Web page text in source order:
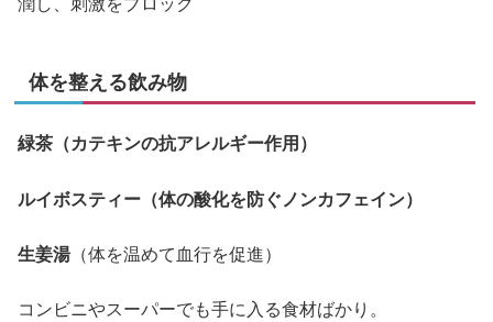
体を整える飲み物
緑茶（カテキンの抗アレルギー作用）
ルイボスティー（体の酸化を防ぐノンカフェイン）
生姜湯（体を温めて血行を促進）
コンビニやスーパーでも手に入る食材ばかり。